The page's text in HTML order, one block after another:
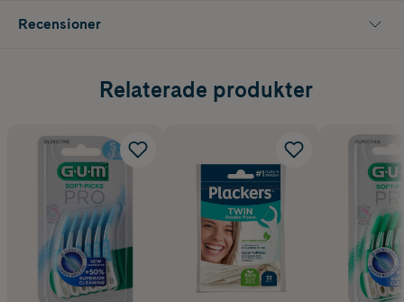
Recensioner
Relaterade produkter